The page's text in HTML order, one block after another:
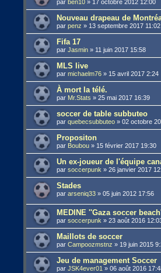
parben10 » 17 octobre 2012 12:00
Nouveau drapeau de
parpenz » 13 septembre 2017 11:02
Fifa 17
parJasmin » 11 juin 2017 15:58
MLS live
parmichaelm76 » 15 avril 2017 2:24
À mort la télé.
par Mr.Stats »25 mai 2017 16:39
soccer de table subbuteo
parquebecsubbuteo »02 octobre
Propositon
par Boubou » 15 février 2017 19:30
Un ex-joueur de l'équipe
parsoccerpunk »26 janvier 2017
Stades
pararseniq33 »05 juin 2012 17:56
MEDINE ''Gaza soccer
parsoccerpunk »23 août 2016
Maillots de soccer
parCampoozmstnz » 19 juin 2015
Jeu de management Soccer
parJSK4ever01 »06 août 2016